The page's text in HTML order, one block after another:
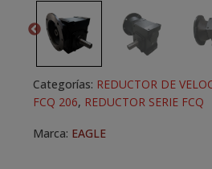
Categorías: REDUCTOR DE
FCQ 206, REDUCTOR SERIE FCQ
Marca: EAGLE